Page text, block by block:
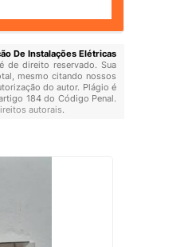
De Instalações Elétricas
de direito reservado. Sua
mesmo citando nossos
do autor. Plágio é
184 do Código Penal.
autorais.